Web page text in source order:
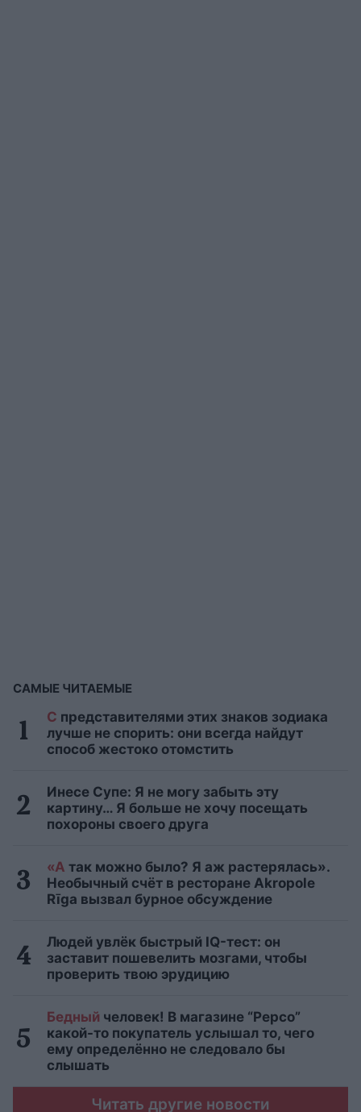
САМЫЕ ЧИТАЕМЫЕ
С представителями этих знаков зодиака
лучше не спорить: они всегда найдут
способ жестоко отомстить
Инесе Супе: Я не могу забыть эту
картину… Я больше не хочу посещать
похороны своего друга
«А так можно было? Я аж растерялась».
Необычный счёт в ресторане Akropole
Rīga вызвал бурное обсуждение
Людей увлёк быстрый IQ-тест: он
заставит пошевелить мозгами, чтобы
проверить твою эрудицию
Бедный человек! В магазине “Pepco”
какой-то покупатель услышал то, чего
ему определённо не следовало бы
слышать
Читать другие новости